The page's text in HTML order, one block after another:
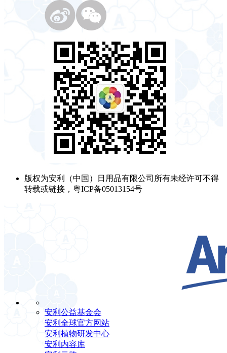
版权为安利（中国）日用品有限公司所有未经许可不得
转载或链接，粤ICP备05013154号
安利公益基金会
安利全球官方网站
安利植物研发中心
安利内容库